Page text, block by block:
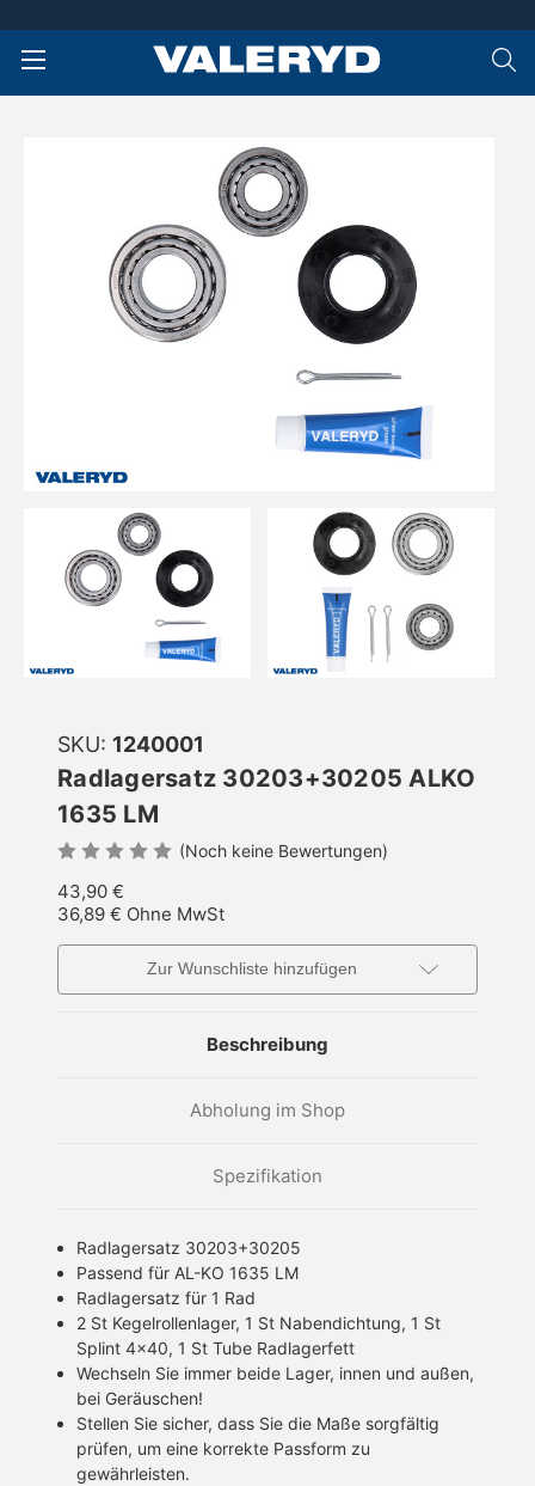
SKU: 1240001
Radlagersatz 30203+30205 ALKO
1635 LM
(Noch keine Bewertungen)
43,90 €
36,89 € Ohne MwSt
Zur Wunschliste hinzufügen
Beschreibung
Abholung im Shop
Spezifikation
Radlagersatz 30203+30205
Passend für AL-KO 1635 LM
Radlagersatz für 1 Rad
2 St Kegelrollenlager, 1 St Nabendichtung, 1 St
Splint 4x40, 1 St Tube Radlagerfett
Wechseln Sie immer beide Lager, innen und außen,
bei Geräuschen!
Stellen Sie sicher, dass Sie die Maße sorgfältig
prüfen, um eine korrekte Passform zu
gewährleisten.